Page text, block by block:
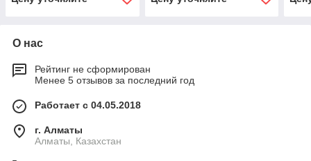
О нас
Рейтинг не сформирован
Менее 5 отзывов за последний год
Работает с 04.05.2018
г. Алматы
Алматы, Казахстан